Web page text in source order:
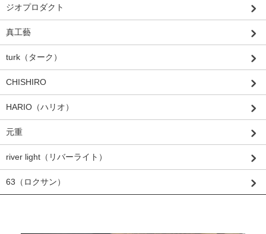
ジオプロダクト
真工藝
turk（ターク）
CHISHIRO
HARIO（ハリオ）
元重
river light（リバーライト）
63（ロクサン）